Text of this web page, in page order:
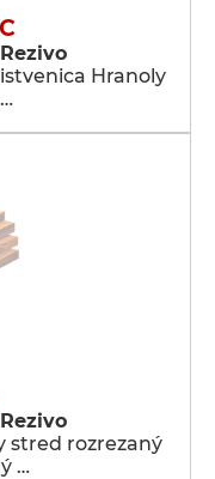
Hranoly
stred rozrezaný
…